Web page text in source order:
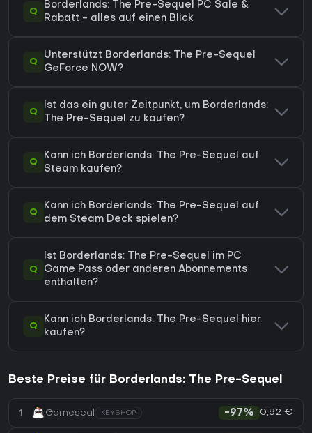
Q
Borderlands: The Pre-Sequel PC Sale &
Rabatt - alles auf einen Blick
Q
Unterstützt Borderlands: The Pre-Sequel
GeForce NOW?
Q
Ist das ein guter Zeitpunkt, um Borderlands:
The Pre-Sequel zu kaufen?
Q
Kann ich Borderlands: The Pre-Sequel auf
Steam kaufen?
Q
Kann ich Borderlands: The Pre-Sequel auf
dem Steam Deck spielen?
Q
Ist Borderlands: The Pre-Sequel im PC
Game Pass oder anderen Abonnements
enthalten?
Q
Kann ich Borderlands: The Pre-Sequel hier
kaufen?
Beste Preise für Borderlands: The Pre-Sequel
1 Gameseal KEYSHOP -97% 0,82 €